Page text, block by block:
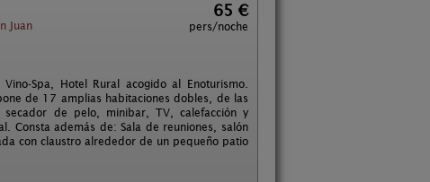
Juan
65 €
pers/noche
Spa, Hotel Rural acogido al Enoturismo.
de 17 amplias habitaciones dobles, de las
de pelo, minibar, TV, calefacción y
Consta además de: Sala de reuniones, salón
con claustro alrededor de un pequeño patio